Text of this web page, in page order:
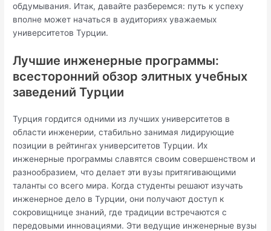
обдумывания. Итак, давайте разберемся: путь к успеху
вполне может начаться в аудиториях уважаемых
университетов Турции.
Лучшие инженерные программы:
всесторонний обзор элитных учебных
заведений Турции
Турция гордится одними из лучших университетов в
области инженерии, стабильно занимая лидирующие
позиции в рейтингах университетов Турции. Их
инженерные программы славятся своим совершенством и
разнообразием, что делает эти вузы притягивающими
таланты со всего мира. Когда студенты решают изучать
инженерное дело в Турции, они получают доступ к
сокровищнице знаний, где традиции встречаются с
передовыми инновациями. Эти ведущие инженерные вузы